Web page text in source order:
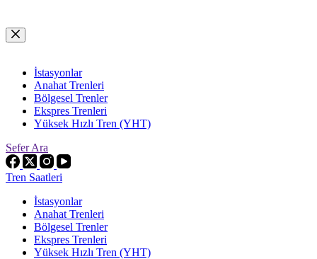
Skip
to
İstasyonlar
Anahat Trenleri
Bölgesel Trenler
Ekspres Trenleri
Yüksek Hızlı Tren (YHT)
Sefer Ara
Tren Saatleri
İstasyonlar
Anahat Trenleri
Bölgesel Trenler
Ekspres Trenleri
Yüksek Hızlı Tren (YHT)